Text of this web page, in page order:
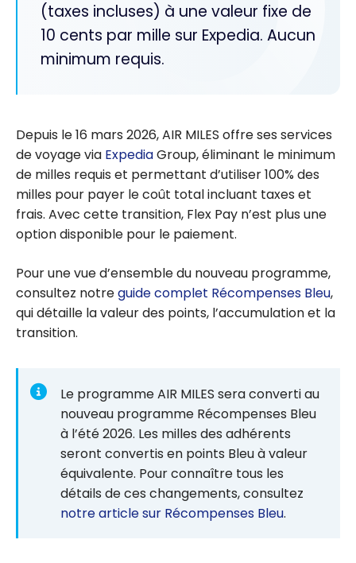
(taxes incluses) à une valeur fixe de
10 cents par mille sur Expedia. Aucun
minimum requis.
Depuis le 16 mars 2026, AIR MILES offre ses services
de voyage via ExpediaGroup, éliminant le minimum
de milles requis et permettant d’utiliser 100% des
milles pour payer le coût total incluant taxes et
frais. Avec cette transition, Flex Pay n’est plus une
option disponible pour le paiement.
Pour une vue d’ensemble du nouveau programme,
consultez notreguide complet Récompenses Bleu,
qui détaille la valeur des points, l’accumulation et la
transition.
Le programme AIR MILES sera converti au
nouveau programme Récompenses Bleu
à l’été 2026. Les milles des adhérents
seront convertis en points Bleu à valeur
équivalente. Pour connaître tous les
détails de ces changements, consultez
notre article sur Récompenses Bleu.